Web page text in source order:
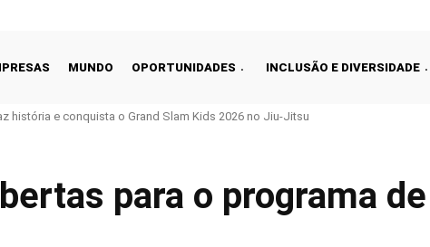
MUNDO OPORTUNIDADES INCLUSÃO E DIVERSIDADE
história e conquista o Grand Slam Kids 2026 no Jiu-Jitsu
para o programa de